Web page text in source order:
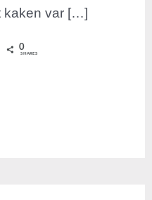
kaken var […]
0
SHARES